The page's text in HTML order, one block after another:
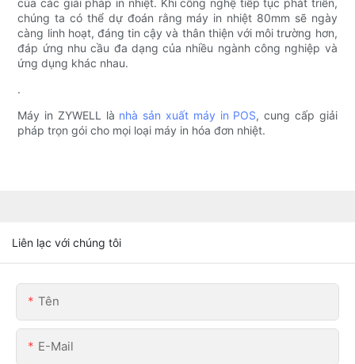
của các giải pháp in nhiệt. Khi công nghệ tiếp tục phát triển,
chúng ta có thể dự đoán rằng máy in nhiệt 80mm sẽ ngày
càng linh hoạt, đáng tin cậy và thân thiện với môi trường hơn,
đáp ứng nhu cầu đa dạng của nhiều ngành công nghiệp và
ứng dụng khác nhau.
.
Máy in ZYWELL là nhà sản xuất máy in POS, cung cấp giải
pháp trọn gói cho mọi loại máy in hóa đơn nhiệt.
Liên lạc với chúng tôi
Tên
E-Mail